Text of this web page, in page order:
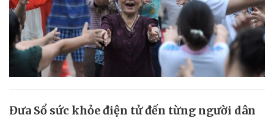
Đưa Sổ sức khỏe điện tử đến từng người dân